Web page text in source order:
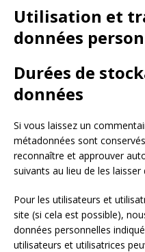
Utilisation et
données
Durées de
données
Si vous laissez un
métadonnées sont
reconnaître et approuver
suivants au lieu de les
Pour les utilisateurs et
site (si cela est possible),
données personnelles
utilisateurs et utilisatrices